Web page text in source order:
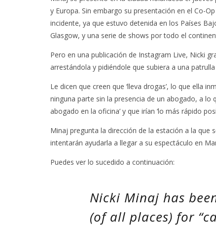
y Europa. Sin embargo su presentación en el Co-
incidente, ya que estuvo detenida en los Países
Glasgow, y una serie de shows por todo el
Pero en una publicación de Instagram Live, Nicki
arrestándola y pidiéndole que subiera a una
Le dicen que creen que ‘lleva drogas’, lo que ella
ninguna parte sin la presencia de un abogado, a lo
abogado en la oficina’ y que irían ‘lo más rápido
Minaj pregunta la dirección de la estación a la que
intentarán ayudarla a llegar a su espectáculo en
Puedes ver lo sucedido a continuación:
Nicki Minaj has
(of all places) for